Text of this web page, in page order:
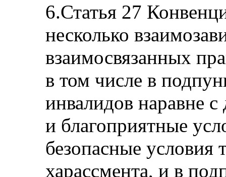
6.Статья 27
несколько
взаимосвязанных
в том числе в
инвалидов наравне
и благоприятные
безопасные условия
харассмента, и в